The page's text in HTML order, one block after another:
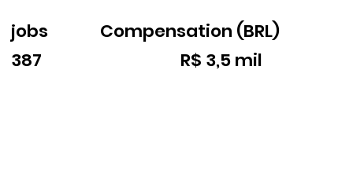
jobs
387
Compensation (BRL)
R$ 3,5 mil